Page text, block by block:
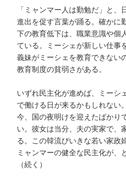
「ミャンマー人は勤勉だ」と
進出を促す言葉が踊る。確かに
下の教育低下は、職業意識や個
ている。ミーシェが新しい仕事
義妹がミーシェを教育できない
教育制度の貧弱さがある。
いずれ民主化が進めば、ミーシ
で働ける日が来るかもしれない
今、国の夜明けを迎えたばかり
い。彼女は当分、夫の実家で、
る。この韓流びいきな若い家政
ミャンマーの健全な民主化が、
（続く）